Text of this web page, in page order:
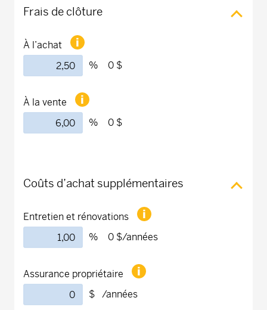
Frais de clôture
À l’achat
% 0 $
À la vente
% 0 $
Coûts d’achat supplémentaires
Entretien et rénovations
% 0 $/années
Assurance propriétaire
$ /années